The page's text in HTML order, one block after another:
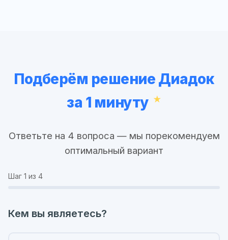
Подберём решение Диадок
за 1 минуту
Ответьте на 4 вопроса — мы порекомендуем
оптимальный вариант
Шаг 1 из 4
Кем вы являетесь?